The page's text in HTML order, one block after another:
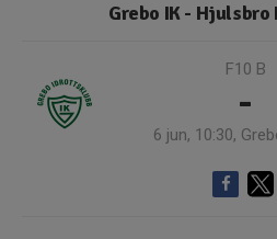
Grebo IK - Hjulsbro
F10 B
-
6 jun, 10:30,